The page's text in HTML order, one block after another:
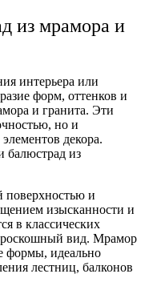
из мрамора и
интерьера или
форм, оттенков и
и гранита. Эти
но и
декора.
балюстрад из
поверхностью и
изысканности и
в классических
роскошный вид. Мрамор
формы, идеально
лестниц, балконов